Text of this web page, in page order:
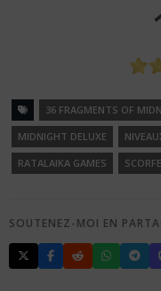
36 FRAGMENTS OF
MIDNIGHT DELUXE
RATALAIKA GAMES
SCORFE
SOUTENEZ-MOI EN